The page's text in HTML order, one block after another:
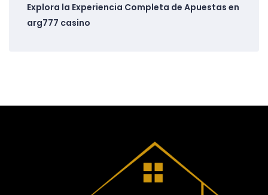
Explora la Experiencia Completa de Apuestas en
arg777 casino